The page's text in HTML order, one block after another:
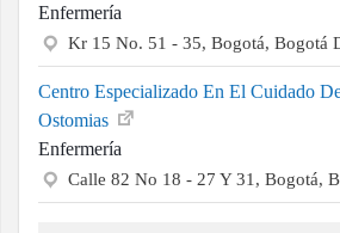
Enfermería
Kr 15 No. 51 - 35, Bogotá, Bogotá
Centro Especializado En El Cuidado
Ostomias
Enfermería
Calle 82 No 18 - 27 Y 31, Bogotá,